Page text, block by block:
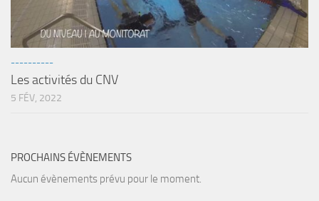
Sorties 2018
sorties 2017
Sorties 2015
Environnement et Biologie Sub
Formations
----------
Les activités du CNV
5 FÉV, 2022
PROCHAINS ÉVÈNEMENTS
Aucun évènements prévu pour le moment.